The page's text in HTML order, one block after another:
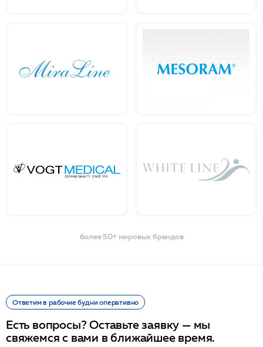
более 50+ мировых брендов
Ответим в рабочие будни оперативно
Есть вопросы? Оставьте заявку — мы
свяжемся с вами в ближайшее время.